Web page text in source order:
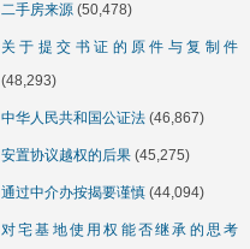
二手房来源 (50,478)
关于提交书证的原件与复制件
(48,293)
中华人民共和国公证法 (46,867)
安置协议越权的后果 (45,275)
通过中介办按揭要谨慎 (44,094)
对宅基地使用权能否继承的思考